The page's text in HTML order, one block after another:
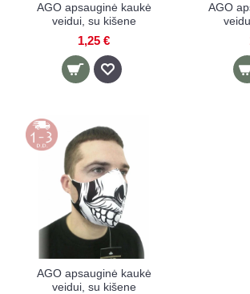
AGO apsauginė kaukė
veidui, su kišene
1,25 €
AGO
AGO apsauginė kaukė
veidui, su kišene